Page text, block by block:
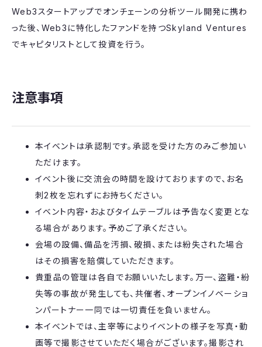
Web3スタートアップでオンチェーンの分析ツール開発に携わ
った後、Web3に特化したファンドを持つSkyland Ventures
でキャピタリストとして投資を行う。
注意事項
本イベントは承認制です。承認を受けた方のみご参加い
ただけます。
​​​​イベント後に交流会の時間を設けておりますので、お名
刺2枚を忘れずにお持ちください。
​​​​イベント内容・およびタイムテーブルは予告なく変更とな
る場合があります。予めご了承ください。
​​​​会場の設備、備品を汚損、破損、または紛失された場合
はその損害を賠償していただきます。
​​​​貴重品の管理は各自でお願いいたします。万一、盗難・紛
失等の事故が発生しても、共催者、オープンイノベーショ
ンパートナー一同では一切責任を負いません。
​​​​本イベントでは、主宰等によりイベントの様子を写真・動
画等で撮影させていただく場合がございます。撮影され